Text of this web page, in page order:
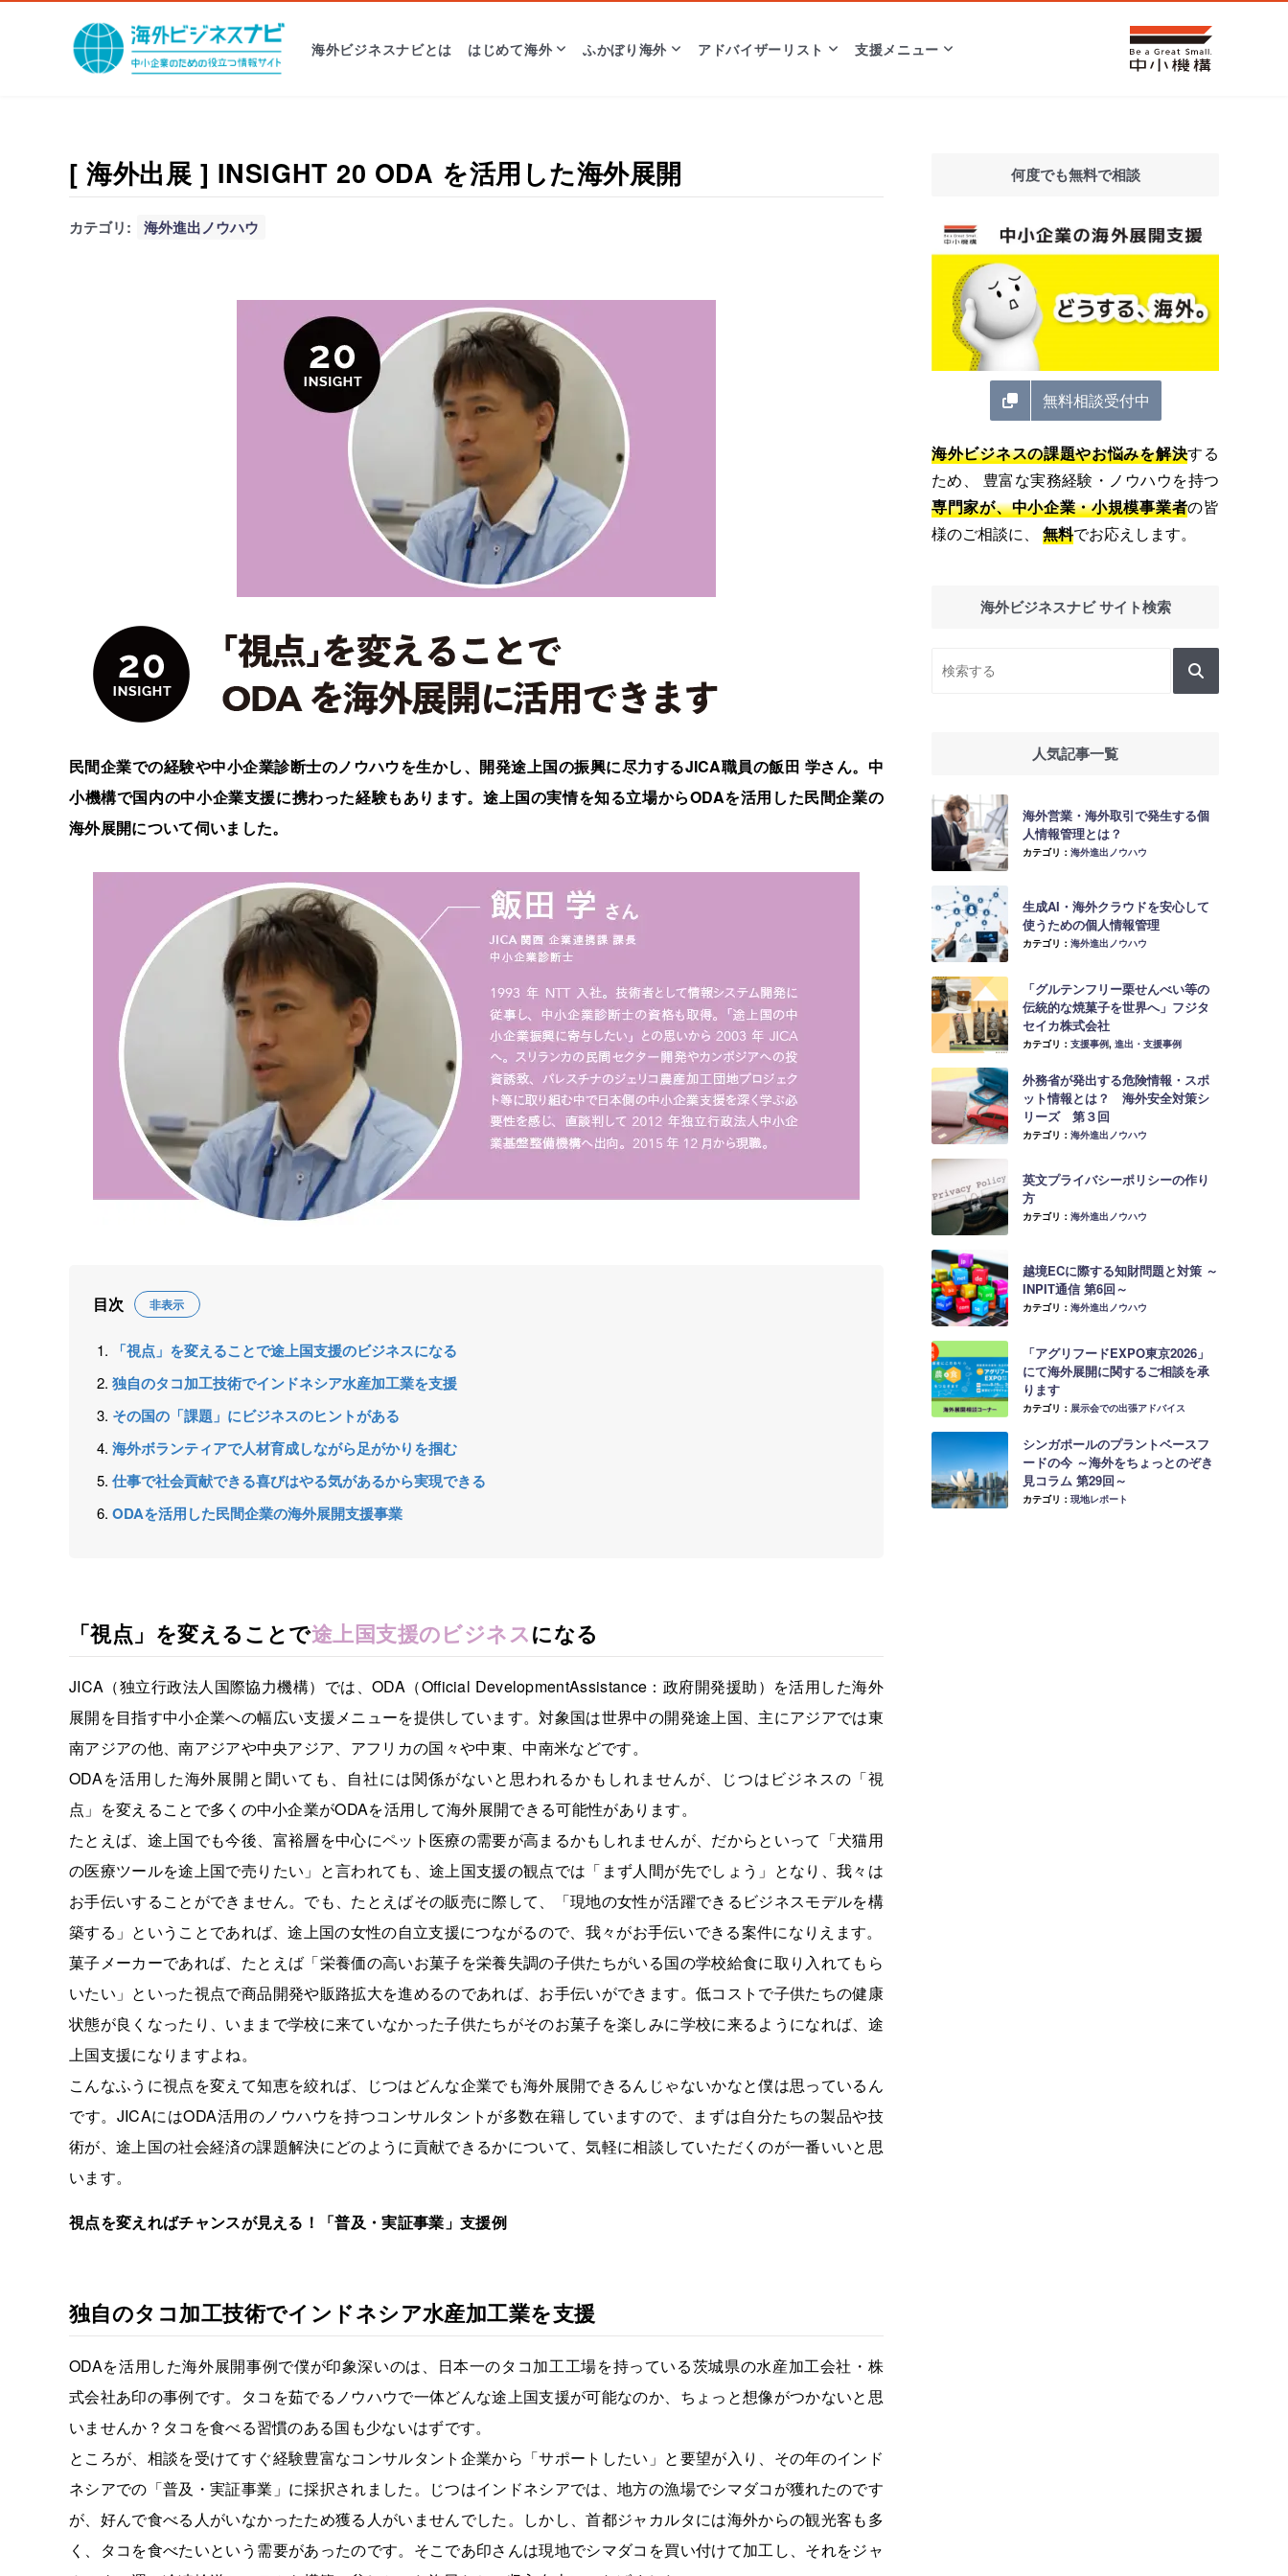
海外ビジネスナビとは はじめて海外 ふかぼり海外 アドバイザーリスト 支援メニュー
[ 海外出展 ] INSIGHT 20 ODA を活用した海外展開
カテゴリ: 海外進出ノウハウ
民間企業での経験や中小企業診断士のノウハウを生かし、開発途上国の振興に尽力するJICA職員の飯田 学さん。中
小機構で国内の中小企業支援に携わった経験もあります。途上国の実情を知る立場からODAを活用した民間企業の
海外展開について伺いました。
目次 非表示
「視点」を変えることで途上国支援のビジネスになる
独自のタコ加工技術でインドネシア水産加工業を支援
その国の「課題」にビジネスのヒントがある
海外ボランティアで人材育成しながら足がかりを掴む
仕事で社会貢献できる喜びはやる気があるから実現できる
ODAを活用した民間企業の海外展開支援事業
「視点」を変えることで途上国支援のビジネスになる
JICA（独立行政法人国際協力機構）では、ODA（Official DevelopmentAssistance：政府開発援助）を活用した海外
展開を目指す中小企業への幅広い支援メニューを提供しています。対象国は世界中の開発途上国、主にアジアでは東
南アジアの他、南アジアや中央アジア、アフリカの国々や中東、中南米などです。
ODAを活用した海外展開と聞いても、自社には関係がないと思われるかもしれませんが、じつはビジネスの「視
点」を変えることで多くの中小企業がODAを活用して海外展開できる可能性があります。
たとえば、途上国でも今後、富裕層を中心にペット医療の需要が高まるかもしれませんが、だからといって「犬猫用
の医療ツールを途上国で売りたい」と言われても、途上国支援の観点では「まず人間が先でしょう」となり、我々は
お手伝いすることができません。でも、たとえばその販売に際して、「現地の女性が活躍できるビジネスモデルを構
築する」ということであれば、途上国の女性の自立支援につながるので、我々がお手伝いできる案件になりえます。
菓子メーカーであれば、たとえば「栄養価の高いお菓子を栄養失調の子供たちがいる国の学校給食に取り入れてもら
いたい」といった視点で商品開発や販路拡大を進めるのであれば、お手伝いができます。低コストで子供たちの健康
状態が良くなったり、いままで学校に来ていなかった子供たちがそのお菓子を楽しみに学校に来るようになれば、途
上国支援になりますよね。
こんなふうに視点を変えて知恵を絞れば、じつはどんな企業でも海外展開できるんじゃないかなと僕は思っているん
です。JICAにはODA活用のノウハウを持つコンサルタントが多数在籍していますので、まずは自分たちの製品や技
術が、途上国の社会経済の課題解決にどのように貢献できるかについて、気軽に相談していただくのが一番いいと思
います。
視点を変えればチャンスが見える！「普及・実証事業」支援例
独自のタコ加工技術でインドネシア水産加工業を支援
ODAを活用した海外展開事例で僕が印象深いのは、日本一のタコ加工工場を持っている茨城県の水産加工会社・株
式会社あ印の事例です。タコを茹でるノウハウで一体どんな途上国支援が可能なのか、ちょっと想像がつかないと思
いませんか？タコを食べる習慣のある国も少ないはずです。
ところが、相談を受けてすぐ経験豊富なコンサルタント企業から「サポートしたい」と要望が入り、その年のインド
ネシアでの「普及・実証事業」に採択されました。じつはインドネシアでは、地方の漁場でシマダコが獲れたのです
が、好んで食べる人がいなかったため獲る人がいませんでした。しかし、首都ジャカルタには海外からの観光客も多
く、タコを食べたいという需要があったのです。そこであ印さんは現地でシマダコを買い付けて加工し、それをジャ
何度でも無料で相談
無料相談受付中
海外ビジネスの課題やお悩みを解決する
ため、 豊富な実務経験・ノウハウを持つ
専門家が、中小企業・小規模事業者の皆
様のご相談に、 無料でお応えします。
海外ビジネスナビ サイト検索
人気記事一覧
海外営業・海外取引で発生する個
人情報管理とは？
カテゴリ： 海外進出ノウハウ
生成AI・海外クラウドを安心して
使うための個人情報管理
カテゴリ： 海外進出ノウハウ
「グルテンフリー栗せんべい等の
伝統的な焼菓子を世界へ」フジタ
セイカ株式会社
カテゴリ： 支援事例, 進出・支援事例
外務省が発出する危険情報・スポ
ット情報とは？ 海外安全対策シ
リーズ 第３回
カテゴリ： 海外進出ノウハウ
英文プライバシーポリシーの作り
方
カテゴリ： 海外進出ノウハウ
越境ECに際する知財問題と対策 ～
INPIT通信 第6回～
カテゴリ： 海外進出ノウハウ
「アグリフードEXPO東京2026」
にて海外展開に関するご相談を承
ります
カテゴリ： 展示会での出張アドバイス
シンガポールのプラントベースフ
ードの今 ～海外をちょっとのぞき
見コラム 第29回～
カテゴリ： 現地レポート